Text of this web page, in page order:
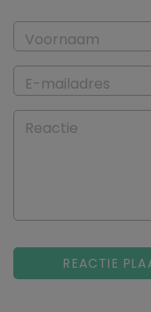
Voornaam
E-mailadres
Reactie